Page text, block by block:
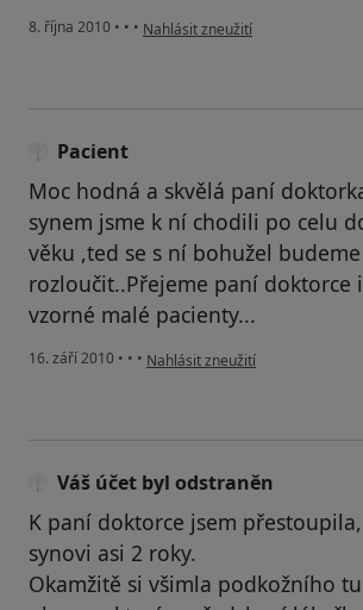
8. října 2010 • • • podle názoru uživatele Váš účet
Nahlásit zneužití
Pacient
Moc hodná a skvělá paní
synem jsme k ní chodili po celu
věku ,ted se s ní bohužel
rozloučit..Přejeme paní doktorce
vzorné malé pacienty...
16. září 2010 • • • podle názoru uživatele Pacient
Nahlásit zneužití
Váš účet byl odstraněn
K paní doktorce jsem
synovi asi 2 roky.
Okamžitě si všimla podkožního